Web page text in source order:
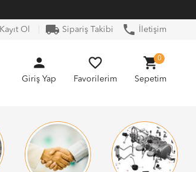
Kayıt Ol local_shipping Sipariş Takibi phone İletişim
person
Giriş Yap
favorite_border
Favorilerim
shopping_cart
Sepetim
0